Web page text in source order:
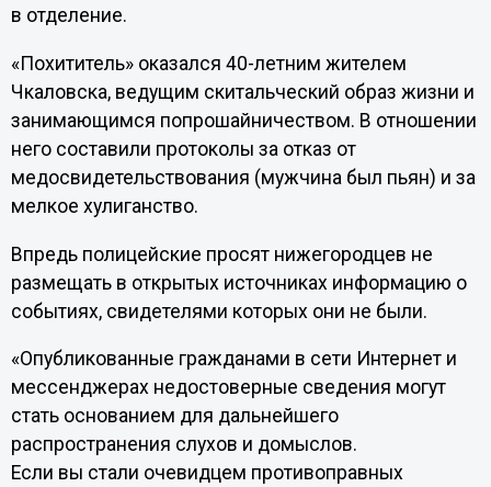
в отделение.
«Похититель» оказался 40-летним жителем
Чкаловска, ведущим скитальческий образ жизни и
занимающимся попрошайничеством. В отношении
него составили протоколы за отказ от
медосвидетельствования (мужчина был пьян) и за
мелкое хулиганство.
Впредь полицейские просят нижегородцев не
размещать в открытых источниках информацию о
событиях, свидетелями которых они не были.
«Опубликованные гражданами в сети Интернет и
мессенджерах недостоверные сведения могут
стать основанием для дальнейшего
распространения слухов и домыслов.
Если вы стали очевидцем противоправных